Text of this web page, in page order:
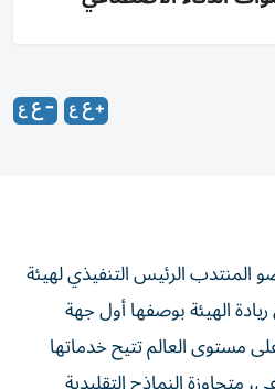
الرئيس التنفيذي لهيئة
الهيئة بوصفها أول جهة
العالم تتيح خدماتها
متجاوزة النماذج التقليدية